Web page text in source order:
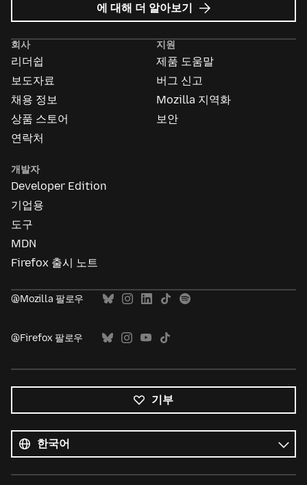
Mozilla
Ads
에 대해 더 알아보기
회사
리더쉽
보도자료
채용 정보
상품 스토어
연락처
지원
제품 도움말
버그 신고
Mozilla 지역화
보안
개발자
Developer Edition
기업용
도구
MDN
Firefox 출시 노트
@Mozilla 팔로우
@Firefox 팔로우
기부
언어
언어